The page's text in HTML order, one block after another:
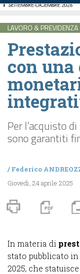
LAVORO & PREVIDENZA
con una
Per l’acquisto
sono garantiti
/Federico
Giovedì, 24 aprile 2025
In materia di
stato pubblicato in
2025, che